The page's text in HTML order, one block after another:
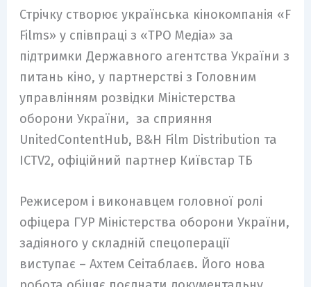
Стрічку створює українська кінокомпанія «F
Films» у співпраці з «ТРО Медіа» за
підтримки Державного агентства України з
питань кіно, у партнерстві з Головним
управлінням розвідки Міністерства
оборони України, за сприяння
UnitedContentHub, B&H Film Distribution та
ICTV2, офіційний партнер Київстар ТБ
Режисером і виконавцем головної ролі
офіцера ГУР Міністерства оборони України,
задіяного у складній спецоперації
виступає – Ахтем Сеітаблаєв. Його нова